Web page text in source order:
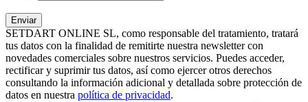
SETDART ONLINE SL, como responsable del tratamiento, tratará
tus datos con la finalidad de remitirte nuestra newsletter con
novedades comerciales sobre nuestros servicios. Puedes acceder,
rectificar y suprimir tus datos, así como ejercer otros derechos
consultando la información adicional y detallada sobre protección de
datos en nuestra política de privacidad.